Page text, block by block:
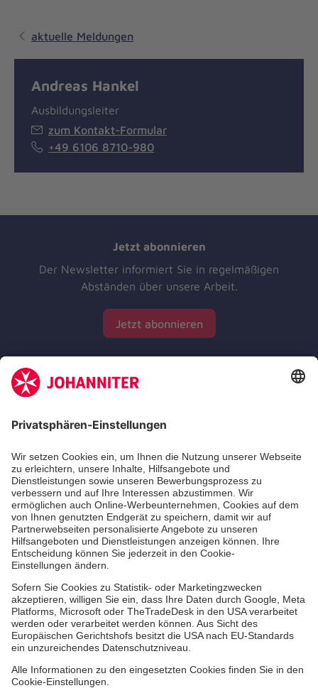
aktuelle Meldungen
Andreas Hankel
Ausbildungsleiter
zum Kontakt-Formular
+49 6106 8710-980
Jetzt abonnieren
Der Newsletter informiert Sie in regelmäßigen
Abständen über unsere Arbeit.
Jetzt abonnieren
Zertifizierung der Johanniter-Unfall-Hilfe e.V.
Die Johanniter GmbH führt das Spendenzertifikat
des Deutschen Spendenrats e.V.
Dienste & Leistungen
Mitarbeiten & Lernen